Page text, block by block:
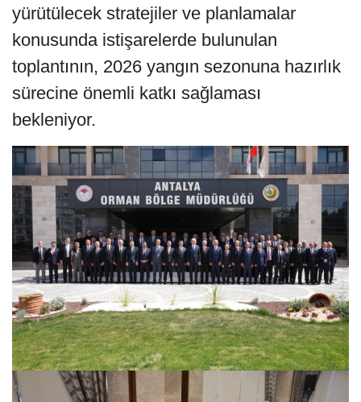
yürütülecek stratejiler ve planlamalar
konusunda istişarelerde bulunulan
toplantının, 2026 yangın sezonuna hazırlık
sürecine önemli katkı sağlaması
bekleniyor.